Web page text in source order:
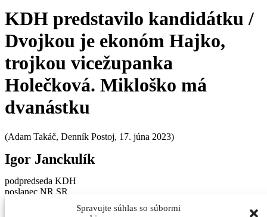
Spravujte súhlas so súbormi
KDH predstavilo kandidátku /
Dvojkou je ekonóm Hajko,
trojkou vicežupanka
Holečková. Mikloško má
dvanástku
(Adam Takáč, Denník Postoj, 17. júna 2023)
Igor Janckulík
podpredseda KDH
poslanec NR SR